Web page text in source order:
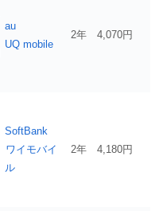
au
UQ mobile
2年 4,070円
SoftBank
ワイモバイ
ル
2年 4,180円